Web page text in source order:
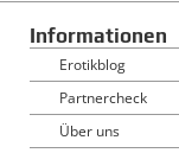
Informationen
Erotikblog
Partnercheck
Über uns